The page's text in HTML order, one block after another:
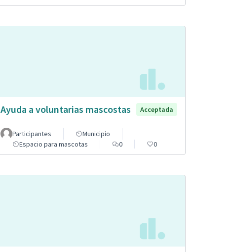
Ayuda a voluntarias mascostas Acceptada
Participantes
Municipio
Espacio para mascotas
0 0